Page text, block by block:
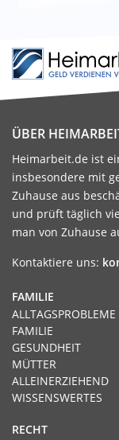
ÜBER
Heimarbeit.de ist
insbesondere mit
Zuhause aus
und prüft täglich
man von Zuhause
Kontaktiere uns:
FAMILIE
ALLTAGSPROBLEME
FAMILIE
GESUNDHEIT
MÜTTER
ALLEINERZIEHEND
WISSENSWERTES
RECHT